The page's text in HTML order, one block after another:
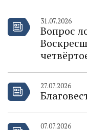
31.07.2026
Вопрос
27.07.2026
07.07.2026